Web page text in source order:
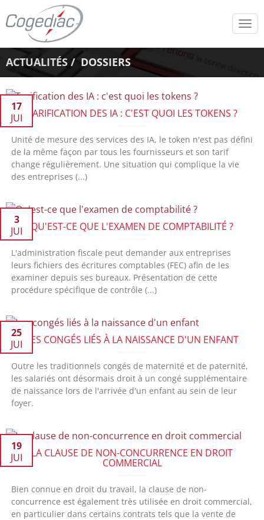
ACTUALITÉS DOSSIERS
TARIFICATION DES IA : C'EST QUOI LES TOKENS ?
17
JUI
Unité de mesure des services des IA, le token n'est pas défini
de la même façon par tous les fournisseurs et son tarif
change régulièrement. Une situation qui complique la vie
des entreprises (...)
QU'EST-CE QUE L'EXAMEN DE COMPTABILITÉ ?
3
JUI
L'administration fiscale peut demander aux entreprises
leurs fichiers des écritures comptables (FEC) afin de les
examiner depuis ses bureaux. Présentation de cette
procédure spécifique de contrôle (...)
LES CONGÉS LIÉS À LA NAISSANCE D'UN ENFANT
25
JUI
Outre les traditionnels congés de maternité et de paternité,
les salariés ont désormais droit à un congé supplémentaire
de naissance lors de l'arrivée d'un enfant au sein de leur
foyer.
LA CLAUSE DE NON-CONCURRENCE EN DROIT
COMMERCIAL
19
JUI
Bien connue en droit du travail, la clause de non-
concurrence est également très utilisée en droit commercial,
en particulier dans certains contrats tels que la vente de